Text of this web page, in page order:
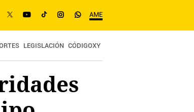
AME
LEGISLACIÓN CÓDIGOXY